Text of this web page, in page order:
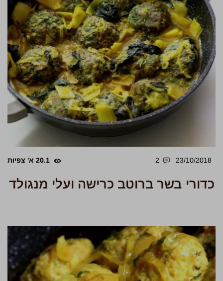
23/10/2018
2 20.1 א' צפיות
כדורי בשר ברוטב כרישה ועלי מנגולד